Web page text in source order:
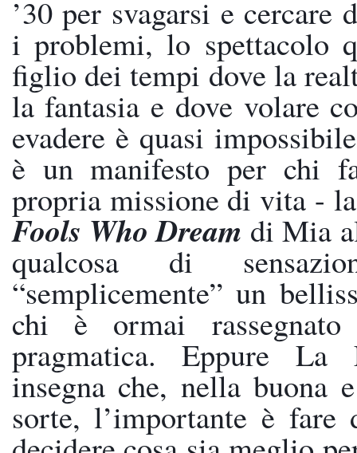
’30 per svagarsi e cercare
i problemi, lo spettacolo
figlio dei tempi dove la
la fantasia e dove volare
evadere è quasi
è un manifesto per chi
propria missione di vita -
Fools Who Dream di Mia
qualcosa di
“semplicemente” un
chi è ormai
pragmatica. Eppure
insegna che, nella buona
sorte, l’importante è fare